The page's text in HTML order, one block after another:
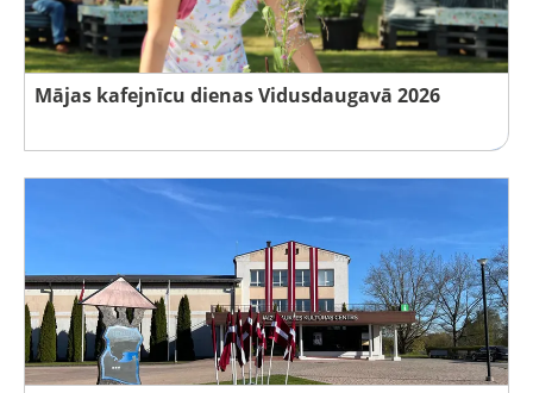
Mājas kafejnīcu dienas Vidusdaugavā 2026